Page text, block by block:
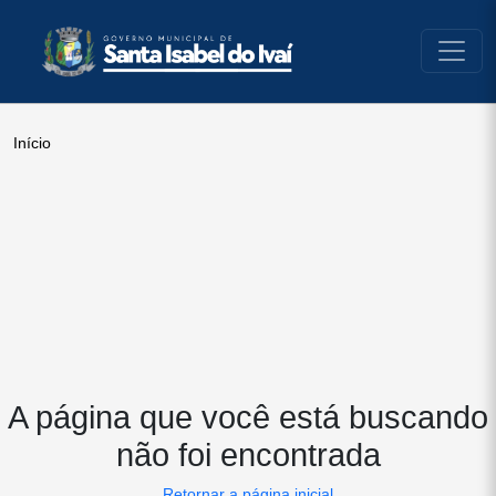
Início
A página que você está buscando
não foi encontrada